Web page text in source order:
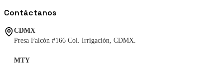
Contáctanos
CDMX
Presa Falcón #166 Col. Irrigación, CDMX.
MTY